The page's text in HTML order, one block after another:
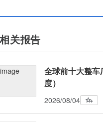
相关报告
全球前十大整
度）
2026/08/04